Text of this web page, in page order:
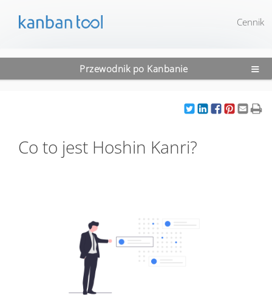
Cennik
Przewodnik po Kanbanie ≡
Co to jest Hoshin Kanri?